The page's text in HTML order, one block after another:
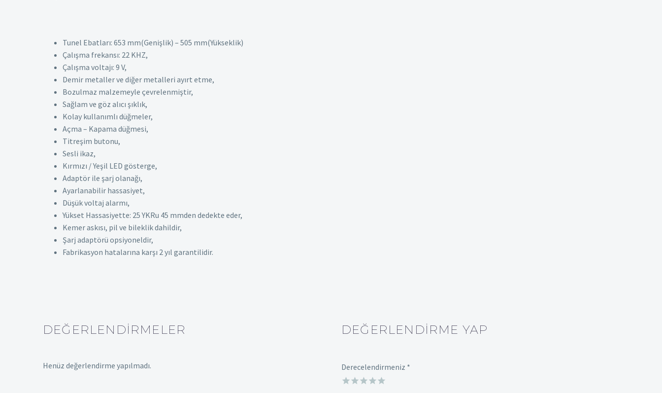
Tunel Ebatları: 653 mm(Genişlik) – 505 mm(Yükseklik)
Çalışma frekansı: 22 KHZ,
Çalışma voltajı: 9 V,
Demir metaller ve diğer metalleri ayırt etme,
Bozulmaz malzemeyle çevrelenmiştir,
Sağlam ve göz alıcı şıklık,
Kolay kullanımlı düğmeler,
Açma – Kapama düğmesi,
Titreşim butonu,
Sesli ikaz,
Kırmızı / Yeşil LED gösterge,
Adaptör ile şarj olanağı,
Ayarlanabilir hassasiyet,
Düşük voltaj alarmı,
Yükset Hassasiyette: 25 YKRu 45 mmden dedekte eder,
Kemer askısı, pil ve bileklik dahildir,
Şarj adaptörü opsiyoneldir,
Fabrikasyon hatalarına karşı 2 yıl garantilidir.
DEĞERLENDIRMELER
Henüz değerlendirme yapılmadı.
DEĞERLENDIRME YAP
Derecelendirmeniz *